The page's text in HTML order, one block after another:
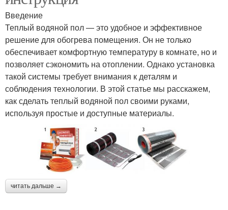
Введение
Теплый водяной пол — это удобное и эффективное
решение для обогрева помещения. Он не только
обеспечивает комфортную температуру в комнате, но и
позволяет сэкономить на отоплении. Однако установка
такой системы требует внимания к деталям и
соблюдения технологии. В этой статье мы расскажем,
как сделать теплый водяной пол своими руками,
используя простые и доступные материалы.
читать дальше →